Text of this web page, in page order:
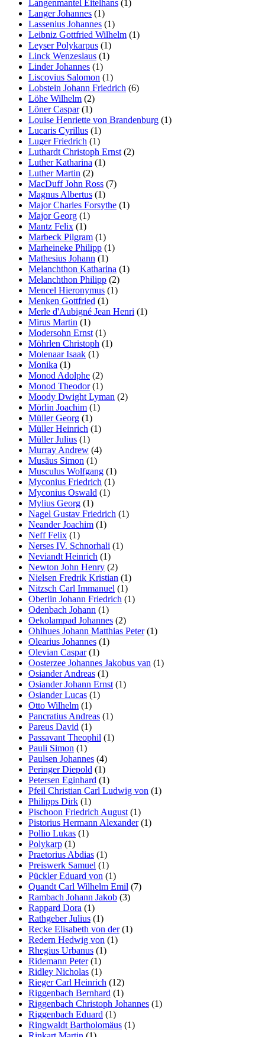
Langenmantel Eitelhans (1)
Langer Johannes (1)
Lassenius Johannes (1)
Leibniz Gottfried Wilhelm (1)
Leyser Polykarpus (1)
Linck Wenzeslaus (1)
Linder Johannes (1)
Liscovius Salomon (1)
Lobstein Johann Friedrich (6)
Löhe Wilhelm (2)
Löner Caspar(1)
Louise Henriette von Brandenburg (1)
Lucaris Cyrillus (1)
Luger Friedrich (1)
Luthardt Christoph Ernst (2)
Luther Katharina (1)
Luther Martin (2)
MacDuff John Ross (7)
Magnus Albertus (1)
Major Charles Forsythe (1)
Major Georg (1)
Mantz Felix (1)
Marbeck Pilgram (1)
Marheineke Philipp (1)
Mathesius Johann (1)
Melanchthon Katharina (1)
Melanchthon Philipp (2)
Mencel Hieronymus (1)
Menken Gottfried (1)
Merle d'Aubigné Jean Henri (1)
Mirus Martin (1)
Modersohn Ernst (1)
Möhrlen Christoph (1)
Molenaar Isaak (1)
Monika (1)
Monod Adolphe (2)
Monod Theodor(1)
Moody Dwight Lyman (2)
Mörlin Joachim (1)
Müller Georg (1)
Müller Heinrich (1)
Müller Julius (1)
Murray Andrew (4)
Musäus Simon (1)
Musculus Wolfgang (1)
Myconius Friedrich (1)
Myconius Oswald (1)
Mylius Georg (1)
Nagel Gustav Friedrich (1)
Neander Joachim (1)
Neff Felix (1)
Nerses IV. Schnorhali (1)
Neviandt Heinrich (1)
Newton John Henry (2)
Nielsen Fredrik Kristian (1)
Nitzsch Carl Immanuel (1)
Oberlin Johann Friedrich (1)
Odenbach Johann (1)
Oekolampad Johannes (2)
Ohlhues Johann Matthias Peter(1)
Olearius Johannes (1)
Olevian Caspar(1)
Oosterzee Johannes Jakobus van (1)
Osiander Andreas (1)
Osiander Johann Ernst (1)
Osiander Lucas (1)
Otto Wilhelm (1)
Pancratius Andreas (1)
Pareus David (1)
Passavant Theophil (1)
Pauli Simon (1)
Paulsen Johannes (4)
Peringer Diepold (1)
Petersen Eginhard (1)
Pfeil Christian Carl Ludwig von (1)
Philipps Dirk (1)
Pischoon Friedrich August (1)
Pistorius Hermann Alexander(1)
Pollio Lukas (1)
Polykarp (1)
Praetorius Abdias (1)
Preiswerk Samuel (1)
Pückler Eduard von (1)
Quandt Carl Wilhelm Emil (7)
Rambach Johann Jakob (3)
Rappard Dora (1)
Rathgeber Julius (1)
Recke Elisabeth von der(1)
Redern Hedwig von (1)
Rhegius Urbanus (1)
Ridemann Peter(1)
Ridley Nicholas (1)
Rieger Carl Heinrich (12)
Riggenbach Bernhard (1)
Riggenbach Christoph Johannes (1)
Riggenbach Eduard (1)
Ringwaldt Bartholomäus (1)